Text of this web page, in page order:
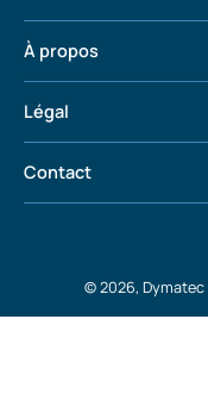
À propos
Légal
Contact
© 2026,